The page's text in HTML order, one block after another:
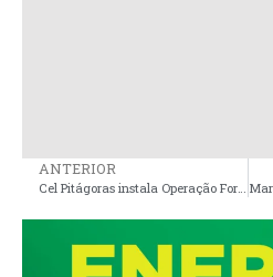
ANTERIOR